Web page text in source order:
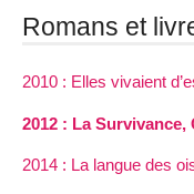
Romans et
2010 : Elles vivaient
2012 : La Survivance,
2014 : La langue des